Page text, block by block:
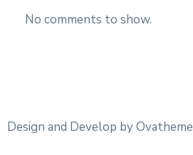
No comments to show.
Design and Develop by Ovatheme